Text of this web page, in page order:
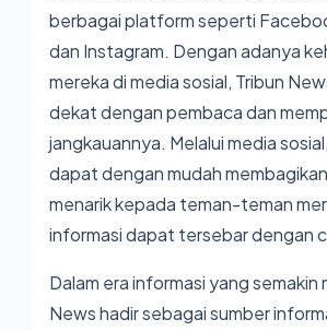
berbagai platform seperti
dan Instagram. Dengan adanya
mereka di media sosial, Tribun
dekat dengan pembaca dan
jangkauannya. Melalui media
dapat dengan mudah
menarik kepada teman-teman
informasi dapat tersebar dengan
Dalam era informasi yang semakin
News hadir sebagai sumber